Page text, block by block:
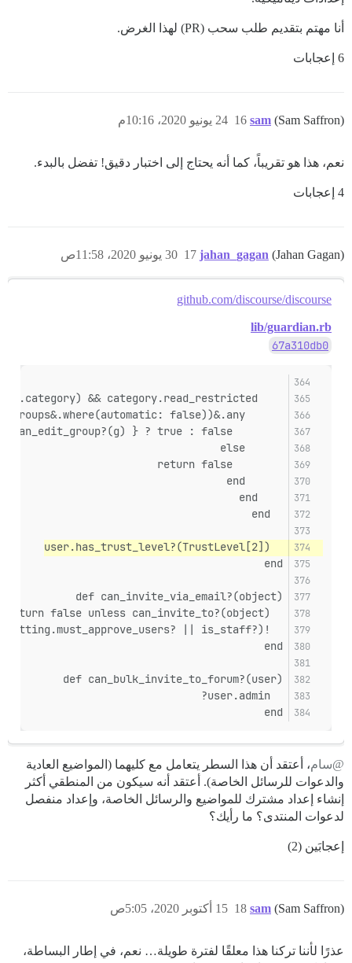
أنا مهتم بتقديم طلب سحب (PR) لهذا الغرض.
6 إعجابات
sam (Sam Saffron) 24 يونيو 2020، 10:16م 16
نعم، هذا هو تقريباً، كما أنه يحتاج إلى اختبار دقيق! تفضل بالبدء.
4 إعجابات
jahan_gagan (Jahan Gagan) 30 يونيو 2020، 11:58ص 17
github.com/discourse/discourse
lib/guardian.rb
67a310db0
end
def can_invite_via_email?(object)
  !SiteSetting.enable_sso && SiteSetting.enable_local_logins && (!SiteSetting.must_approve_users? || is_staff?)
end
def can_bulk_invite_to_forum?(user)
end
@سام، أعتقد أن هذا السطر يتعامل مع كليهما (المواضيع العادية
والدعوات للرسائل الخاصة). أعتقد أنه سيكون من المنطقي أكثر
إنشاء إعداد مشترك للمواضيع والرسائل الخاصة، وإعداد منفصل
لدعوات المنتدى؟ ما رأيك؟
إعجابَين (2)
sam (Sam Saffron) 15 أكتوبر 2020، 5:05ص 18
عذرًا لأننا تركنا هذا معلقًا لفترة طويلة… نعم، في إطار البساطة،